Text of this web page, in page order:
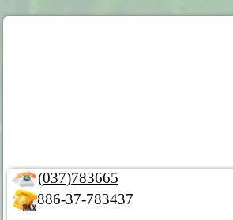
(037)783665
886-37-783437